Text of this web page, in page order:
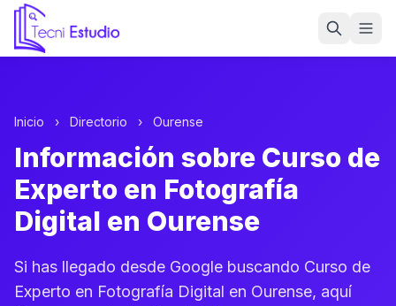
Ir a la página de inicio de Tecni Estudio
Inicio › Directorio › Ourense
Información sobre Curso de
Experto en Fotografía
Digital en Ourense
Si has llegado desde Google buscando Curso de
Experto en Fotografía Digital en Ourense, aquí